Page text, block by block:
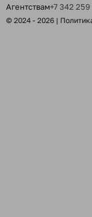
Агентствам+7 342
© 2024 - 2026 |